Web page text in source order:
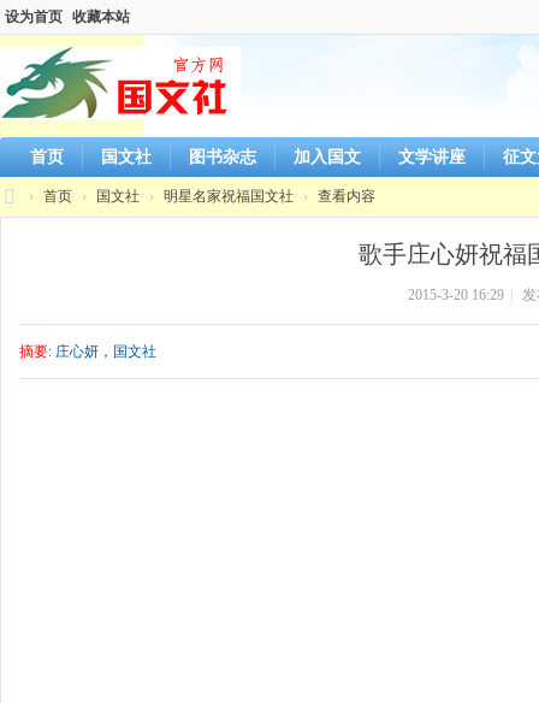
设为首页 收藏本站
首页 国文社 图书杂志 加入国文 文学讲座 征
› 首页 › 国文社 › 明星名家祝福国文社 › 查看内容
歌手庄心妍祝福
2015-3-20 16:29
摘要: 庄心妍，国文社